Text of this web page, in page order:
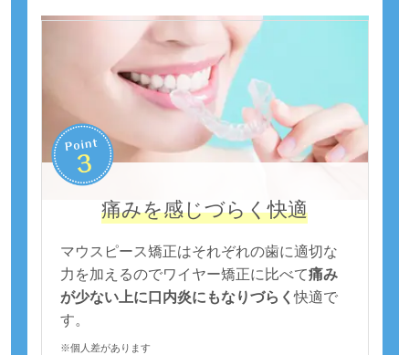
痛みを感じづらく快適
マウスピース矯正はそれぞれの歯に適切な
力を加えるのでワイヤー矯正に比べて痛み
が少ない上に口内炎にもなりづらく快適で
す。
※個人差があります